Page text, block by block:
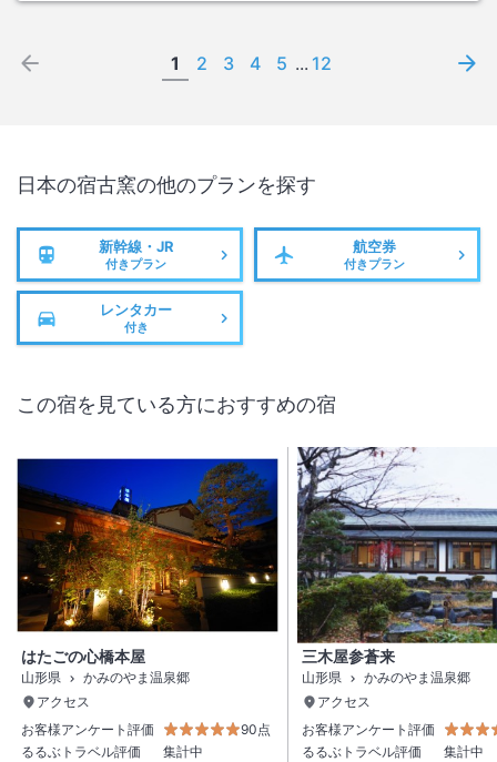
1 2 3 4 5 ... 12
日本の宿古窯の他のプランを探す
新幹線・JR
付きプラン
航空券
付きプラン
レンタカー
付き
この宿を見ている方におすすめの宿
はたごの心橋本屋
山形県
かみのやま温泉郷
アクセス
お客様アンケート評価
90点
るるぶトラベル評価
集計中
三木屋参蒼来
山形県
かみのやま温泉郷
アクセス
お客様アンケート評価
るるぶトラベル評価
集計中